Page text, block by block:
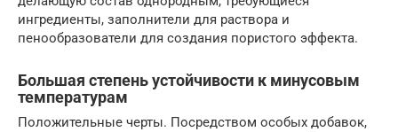
ингредиенты, заполнители для раствора и
пенообразователи для создания пористого эффекта.
Большая степень устойчивости к минусовым
температурам
Положительные черты. Посредством особых добавок,